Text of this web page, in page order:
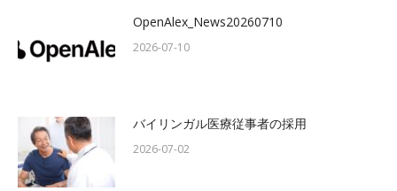
OpenAlex_News20260710
2026-07-10
バイリンガル医療従事者の採用
2026-07-02